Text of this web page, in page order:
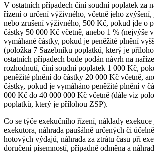
V ostatních případech činí soudní poplatek za
řízení o určení výživného, včetně jeho
nebo zrušení výživného, 500 Kč, pokud jde o
částky 50 000 Kč včetně, anebo 1 % (nejvýše
vymáhané částky, pokud je peněžité plnění
(položka 7 Sazebníku poplatků, který je
ostatních případech bude podán návrh na
rozhodnutí, činí soudní poplatek 1 000 Kč,
peněžité plnění do částky 20 000 Kč včetně,
částky, pokud je vymáháno peněžité plnění v
000 Kč do 40 000 000 Kč včetně (dále viz
poplatků, který je přílohou ZSP).
Co se týče exekučního řízení, náklady exekuce
exekutora, náhrada paušálně určených či
hotových výdajů, náhrada za ztrátu času při
doručení písemností, případně odměna a